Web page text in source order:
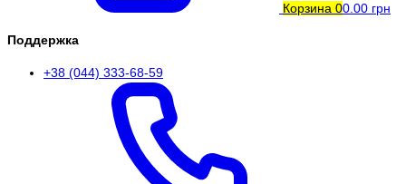
Корзина 00.00 грн
Поддержка
+38 (044) 333-68-59